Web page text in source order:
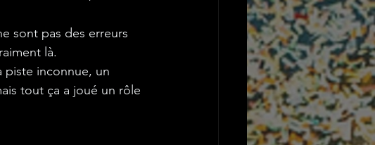
sont pas des erreurs
là.
piste inconnue, un
tout ça a joué un rôle